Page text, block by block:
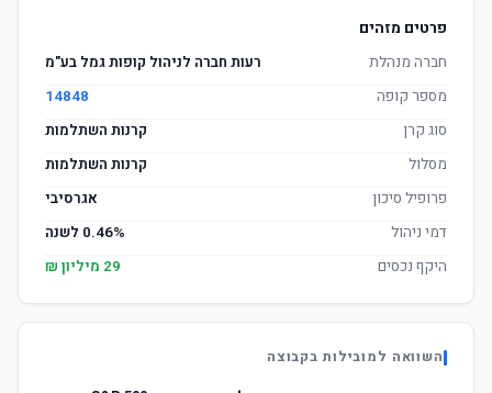
פרטים מזהים
חברה מנהלת
רעות חברה לניהול קופות גמל בע"מ
מספר קופה
14848
סוג קרן
קרנות השתלמות
מסלול
קרנות השתלמות
פרופיל סיכון
אגרסיבי
דמי ניהול
0.46% לשנה
היקף נכסים
29 מיליון ₪
השוואה למובילות בקבוצה